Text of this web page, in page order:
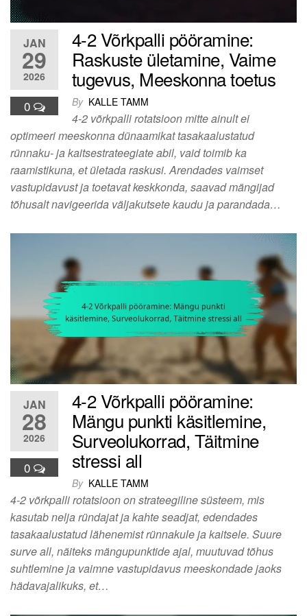
JAN
29
2026
0
4-2 Võrkpalli pööramine:
Raskuste ületamine, Vaime
tugevus, Meeskonna toetus
By KALLE TAMM
4-2 võrkpalli rotatsioon mitte ainult ei
optimeeri meeskonna dünaamikat tasakaalustatud
rünnaku- ja kaitsestrateegiate abil, vaid toimib ka
raamistikuna, et ületada raskusi. Arendades vaimset
vastupidavust ja toetavat keskkonda, saavad mängijad
tõhusalt navigeerida väljakutsete kaudu ja parandada…
JAN
28
2026
0
4-2 Võrkpalli pööramine:
Mängu punkti käsitlemine,
Surveolukorrad, Täitmine
stressi all
By KALLE TAMM
4-2 võrkpalli rotatsioon on strateegiline süsteem, mis
kasutab nelja ründajat ja kahte seadjat, edendades
tasakaalustatud lähenemist rünnakule ja kaitsele. Suure
surve all, näiteks mängupunktide ajal, muutuvad tõhus
suhtlemine ja vaimne vastupidavus meeskondade jaoks
hädavajalikuks, et…